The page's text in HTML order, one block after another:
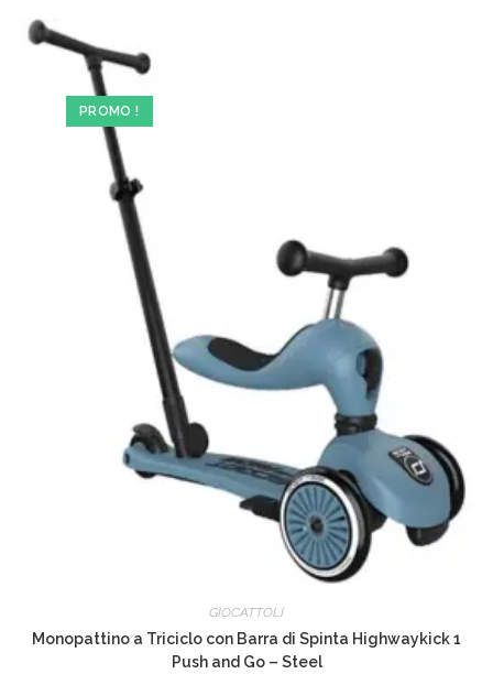
PROMO !
GIOCATTOLI
Monopattino a Triciclo con Barra di Spinta Highwaykick 1
Push and Go – Steel